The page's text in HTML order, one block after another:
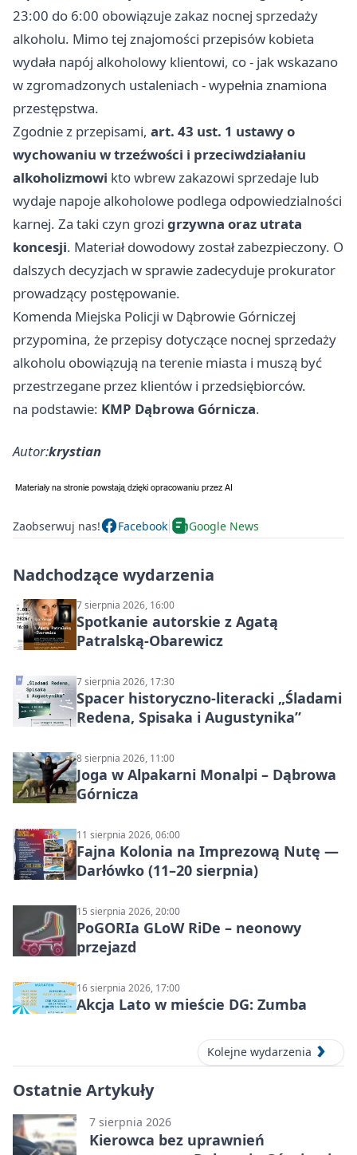
23:00 do 6:00 obowiązuje zakaz nocnej sprzedaży
alkoholu. Mimo tej znajomości przepisów kobieta
wydała napój alkoholowy klientowi, co - jak wskazano
w zgromadzonych ustaleniach - wypełnia znamiona
przestępstwa.
Zgodnie z przepisami, art. 43 ust. 1 ustawy o
wychowaniu w trzeźwości i przeciwdziałaniu
alkoholizmowi kto wbrew zakazowi sprzedaje lub
wydaje napoje alkoholowe podlega odpowiedzialności
karnej. Za taki czyn grozi grzywna oraz utrata
koncesji. Materiał dowodowy został zabezpieczony. O
dalszych decyzjach w sprawie zadecyduje prokurator
prowadzący postępowanie.
Komenda Miejska Policji w Dąbrowie Górniczej
przypomina, że przepisy dotyczące nocnej sprzedaży
alkoholu obowiązują na terenie miasta i muszą być
przestrzegane przez klientów i przedsiębiorców.
na podstawie: KMP Dąbrowa Górnicza.
Autor:krystian
Zaobserwuj nas! Facebook Google News
Nadchodzące wydarzenia
7 sierpnia 2026, 16:00
Spotkanie autorskie z Agatą
Patralską-Obarewicz
7 sierpnia 2026, 17:30
Spacer historyczno-literacki „Śladami
Redena, Spisaka i Augustynika”
8 sierpnia 2026, 11:00
Joga w Alpakarni Monalpi – Dąbrowa
Górnicza
11 sierpnia 2026, 06:00
Fajna Kolonia na Imprezową Nutę —
Darłówko (11–20 sierpnia)
15 sierpnia 2026, 20:00
PoGORIa GLoW RiDe – neonowy
przejazd
16 sierpnia 2026, 17:00
Akcja Lato w mieście DG: Zumba
Kolejne wydarzenia
Ostatnie Artykuły
7 sierpnia 2026
Kierowca bez uprawnień